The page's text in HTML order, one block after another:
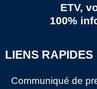
ETV,
100%
LIENS RAPIDES
Communiqué de